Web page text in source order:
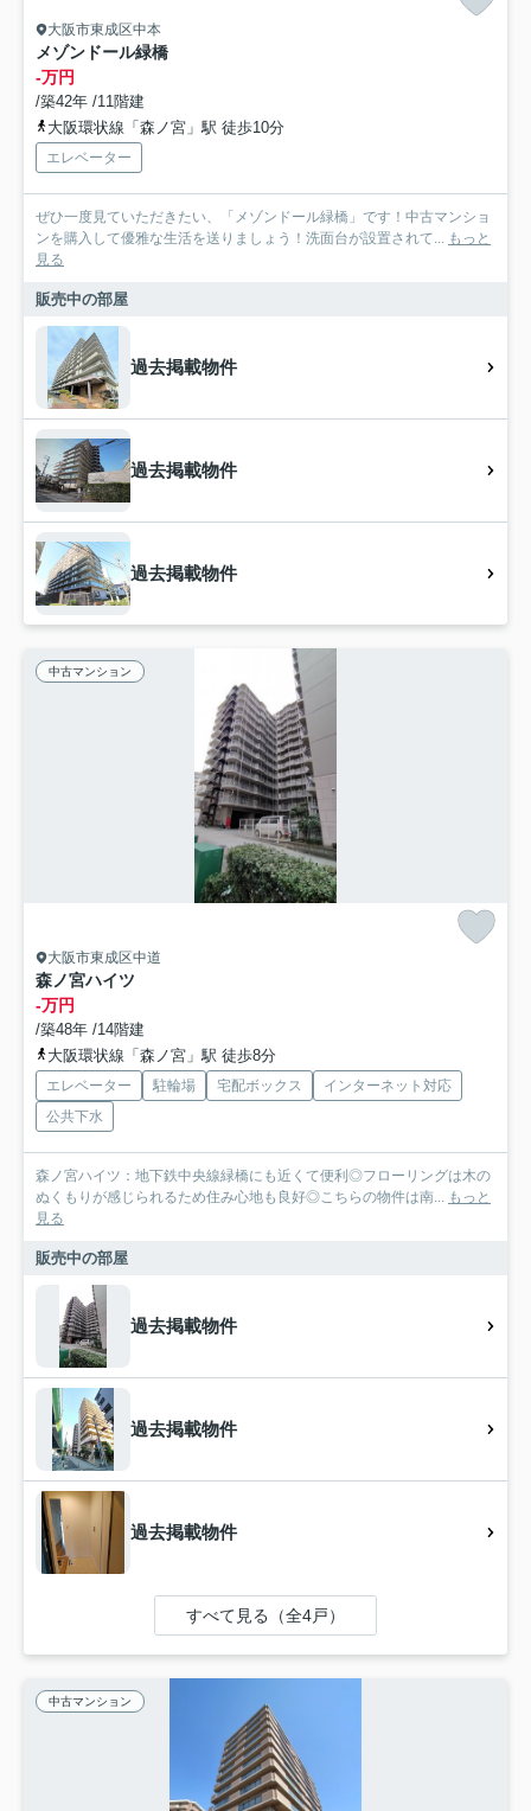
大阪市東成区中本
メゾンドール緑橋
-万円
/築42年 /11階建
大阪環状線「森ノ宮」駅 徒歩10分
エレベーター
ぜひ一度見ていただきたい、「メゾンドール緑橋」です！中古マンショ
ンを購入して優雅な生活を送りましょう！洗面台が設置されて... もっと
見る
販売中の部屋
過去掲載物件
過去掲載物件
過去掲載物件
中古マンション
大阪市東成区中道
森ノ宮ハイツ
-万円
/築48年 /14階建
大阪環状線「森ノ宮」駅 徒歩8分
エレベーター 駐輪場 宅配ボックス
インターネット対応
公共下水
森ノ宮ハイツ：地下鉄中央線緑橋にも近くて便利◎フローリングは木の
ぬくもりが感じられるため住み心地も良好◎こちらの物件は南... もっと
見る
販売中の部屋
過去掲載物件
過去掲載物件
過去掲載物件
すべて見る（全4戸）
中古マンション